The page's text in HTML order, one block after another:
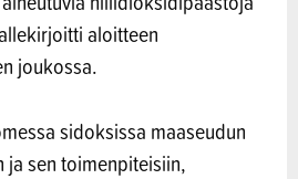
aloitteen
joukossa.
sidoksissa maaseudun
sen toimenpiteisiin,